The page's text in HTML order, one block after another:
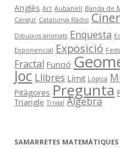
Anglès Art Aubanell Banda de
Cangur Catalunya Ràdio
Dibuixos animats Enquesta
Exponencial Exposició
Fractal Funció
Joc Llibres Límit Lògica
Pitàgores Pregunta
Triangle Trivial Àlgebra
SAMARRETES MATEMÀTIQUES